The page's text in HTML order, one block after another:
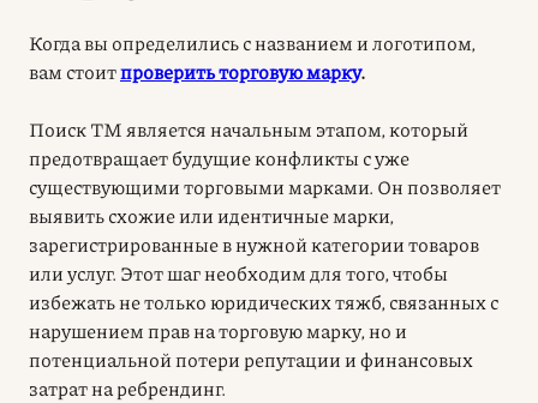
Когда вы определились с названием и логотипом,
вам стоитпроверить торговую марку.
Поиск ТМ является начальным этапом, который
предотвращает будущие конфликты с уже
существующими торговыми марками. Он позволяет
выявить схожие или идентичные марки,
зарегистрированные в нужной категории товаров
или услуг. Этот шаг необходим для того, чтобы
избежать не только юридических тяжб, связанных с
нарушением прав на торговую марку, но и
потенциальной потери репутации и финансовых
затрат на ребрендинг.